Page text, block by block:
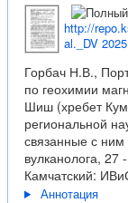
http://
al._DV
Горбач Н.В.,
по геохимии
Шиш (хребет
региональной
связанные с
вулканолога, 27
Камчатский:
Аннотация